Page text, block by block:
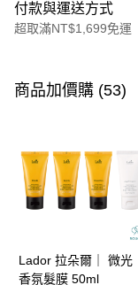
付款與運送方式
超取滿NT$1,699免運
信用卡一次付款
3 期 0 利率 每期
合作金庫商業銀行
華南商業銀行
臺灣中小企業銀行
匯豐（台灣）商業銀行
6 期 0 利率 每期
合作金庫商業銀行
國泰世華商業銀行
臺灣中小企業銀行
超商取貨付款
Apple Pay
商品加價購 (53)
Lador 拉朵爾｜ 微光
香氛髮膜 50ml